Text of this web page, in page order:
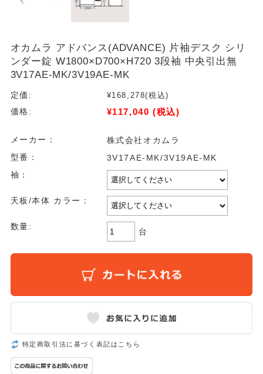
オカムラ アドバンス(ADVANCE) 片袖デスク シリ
ンダー錠 W1800×D700×H720 3段袖 中央引出無
3V17AE-MK/3V19AE-MK
定価: ¥168,278(税込)
価格:
¥117,040 (税込)
メーカー：
株式会社オカムラ
型番：
3V17AE-MK/3V19AE-MK
袖：
天板/本体 カラー：
数量:
台
特定商取引法に基づく表記はこちら